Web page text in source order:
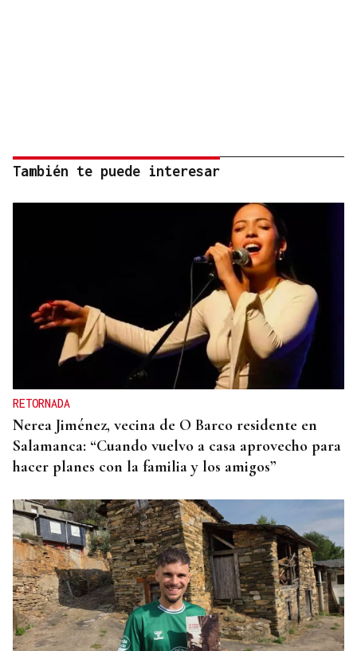
También te puede interesar
RETORNADA
Nerea Jiménez, vecina de O Barco residente en
Salamanca: “Cuando vuelvo a casa aprovecho para
hacer planes con la familia y los amigos”